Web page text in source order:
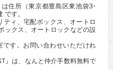
は住所（東京都豊島区東池袋3-
す。
ティ、宅配ボックス、オートロ
ックス、オートロックなどの設
す。お問い合わせいただけれ
』は、なんと仲介手数料無料で